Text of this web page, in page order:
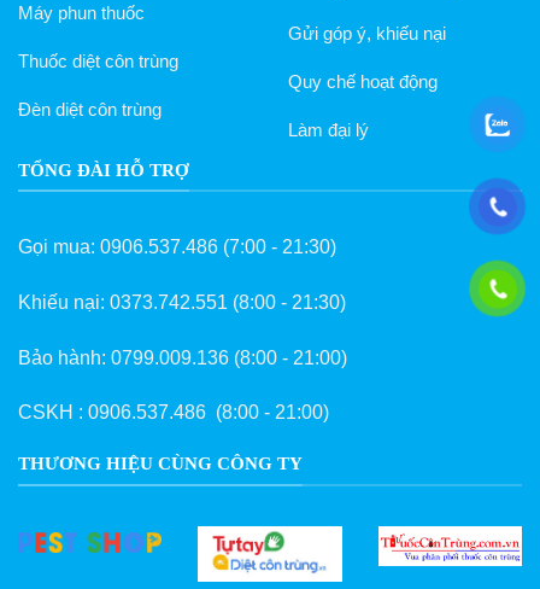
Máy phun thuốc
Thuốc diệt côn trùng
Đèn diệt côn trùng
Gửi góp ý, khiếu nại
Quy chế hoạt động
Làm đại lý
TỔNG ĐÀI HỖ TRỢ
Gọi mua: 0906.537.486 (7:00 - 21:30)
Khiếu nại: 0373.742.551 (8:00 - 21:30)
Bảo hành: 0799.009.136 (8:00 - 21:00)
CSKH : 0906.537.486 (8:00 - 21:00)
THƯƠNG HIỆU CÙNG CÔNG TY